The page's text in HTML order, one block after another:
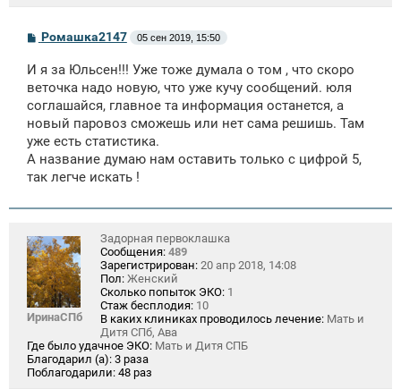
С
о
б
щ
н
и
Ромашка2147 05 сен 2019, 15:50
И я за Юльсен!!! Уже тоже думала о том , что скоро
веточка надо новую, что уже кучу сообщений. юля
соглашайся, главное та информация останется, а
новый паровоз сможешь или нет сама решишь. Там
уже есть статистика.
А название думаю нам оставить только с цифрой 5,
так легче искать !
ИринаСПб
Задорная первоклашка
Сообщения: 489
Зарегистрирован: 20 апр 2018, 14:08
Пол: Женский
Сколько попыток ЭКО: 1
Стаж бесплодия: 10
В каких клиниках проводилось лечение: Мать и
Дитя СПб, Ава
Где было удачное ЭКО: Мать и Дитя СПБ
Благодарил (а): 3 раза
Поблагодарили: 48 раз